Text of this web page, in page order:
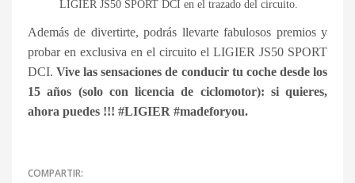
LIGIER JS50 SPORT DCI en el trazado del circuito.
Además de divertirte, podrás llevarte fabulosos premios y
probar en exclusiva en el circuito el LIGIER JS50 SPORT
DCI.Vive las sensaciones de conducir tu coche desde los
15 años (solo con licencia de ciclomotor): si quieres,
ahora puedes !!! #LIGIER #madeforyou.